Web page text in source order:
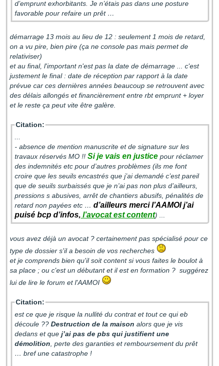
d’emprunt exhorbitants. Je n’étais pas dans une posture
favorable pour refaire un prêt …
démarrage 13 mois au lieu de 12 : seulement 1 mois de retard,
on a vu pire, bien pire (ça ne console pas mais permet de
relativiser)
et au final, l'important n'est pas la date de démarrage ... c'est
justement le final : date de réception par rapport à la date
prévue car ces dernières années beaucoup se retrouvent avec
des délais allongés et financièrement entre rbt emprunt + loyer
et le reste ça peut vite être galère.
Citation:
- absence de mention manuscrite et de signature sur les
travaux réservés MO !! Si je vais en justice pour réclamer
des indemnités etc pour d’autres problèmes (ils me font
croire que les seuils encastrés que j’ai demandé c’est pareil
que de seuils surbaissés que je n’ai pas non plus d’ailleurs,
pressions s abusives, arrêt de chantiers abusifs, pénalités de
retard non payées etc … d’ailleurs merci l’AAMOI j’ai
puisé bcp d’infos, l’avocat est content) ...
vous avez déjà un avocat ? certainement pas spécialisé pour ce
type de dossier s'il a besoin de vos recherches
et je comprends bien qu'il soit content si vous faites le boulot à
sa place ; ou c'est un débutant et il est en formation ? suggérez
lui de lire le forum et l'AAMOI
Citation:
est ce que je risque la nullité du contrat et tout ce qui eb
découle ?? Destruction de la maison alors que je vis
dedans et que j’ai pas de pbs qui justifient une
démolition , perte des garanties et remboursement du prêt
… bref une catastrophe !